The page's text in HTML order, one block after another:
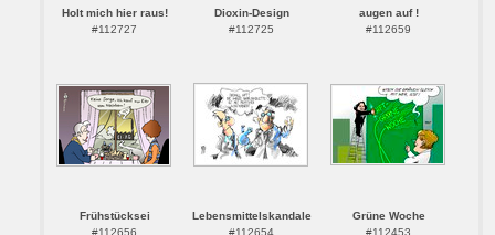
Holt mich hier raus!
#112727
Dioxin-Design
#112725
augen auf !
#112659
Frühstücksei
#112656
Lebensmittelskandale
#112654
Grüne Woche
#112453